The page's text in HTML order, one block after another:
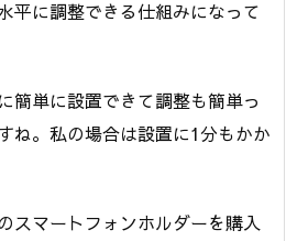
平に調整できる仕組みになって
簡単に設置できて調整も簡単っ
ね。私の場合は設置に1分もかか
スマートフォンホルダーを購入